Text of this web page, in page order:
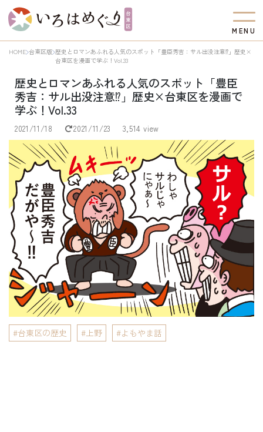
M EN U
HOME 台東区版 歴史とロマンあふれる人気のスポット「豊臣秀吉：サル出没注意⁉」歴史×
台東区を漫画で学ぶ！Vol.33
歴史とロマンあふれる人気のスポット「豊臣
秀吉：サル出没注意⁉」歴史×台東区を漫画で
学ぶ！Vol.33
2021/11/18 2021/11/23 3,514 view
台東区の歴史 上野 よもやま話